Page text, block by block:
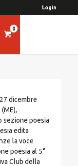
Login
0
dicembre
sezione poesia
edita
la voce
poesia al 5°
Club della